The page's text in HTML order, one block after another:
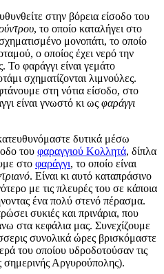
στην βόρεια είσοδο του
, το οποίο καταλήγει στο
μονοπάτι, το οποίο
ο οποίος έχει νερό την
Το φαράγγι είναι γεμάτο
σχηματίζονται λιμνούλες.
στη νότια είσοδο, στο
είναι γνωστό κι ως φαράγγι
δυτικά μέσω
του φαραγγιού Κολλητά, δίπλα
στο φαράγγι, το οποίο είναι
. Είναι κι αυτό καταπράσινο
με τις πλευρές του σε κάποια
ένα πολύ στενό πέρασμα.
συκιές και πρινάρια, που
στα κεφάλια μας. Συνεχίζουμε
συνολικά ώρες βρισκόμαστε
του οποίου υδροδοτούσαν τις
σημερινής Αργυρούπολης).